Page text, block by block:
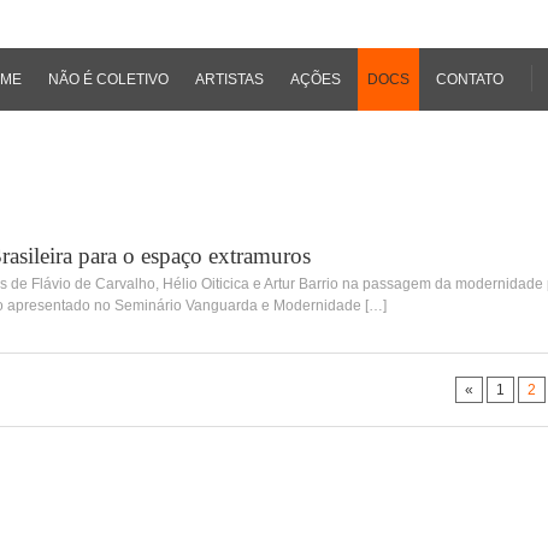
NÃO É COLETIVO ARTISTAS AÇÕES DOCS CONTATO
para o espaço extramuros
de Flávio de Carvalho, Hélio Oiticica e Artur Barrio na passagem da modernidade
apresentado no Seminário Vanguarda e Modernidade […]
« 1 2